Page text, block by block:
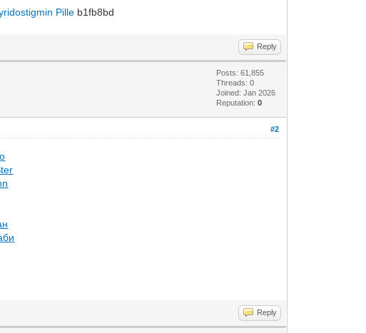
Pille b1fb8bd
Reply
Posts: 61,855
Threads: 0
Joined: Jan 2026
Reputation:0
#2
Reply